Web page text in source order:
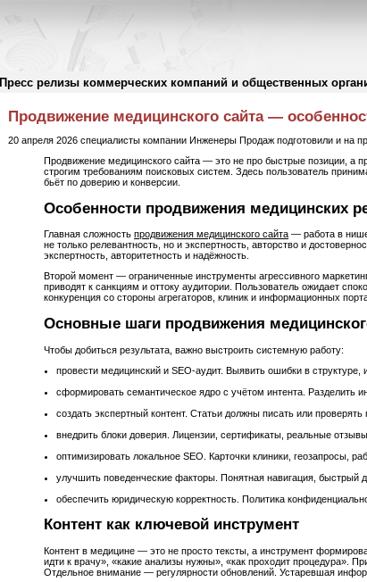
Пресс релизы коммерческих компаний и общественных
Пресс-релизы//
Продвижение медицинского сайта —
20 апреля 2026 специалисты компании Инженеры Продаж подготовили и на
Продвижение медицинского сайта — это не про быстрые позиции, а
строгим требованиям поисковых систем. Здесь пользователь
бьёт по доверию и конверсии.
Особенности продвижения медицинских
Главная сложность продвижения медицинского сайта — работа в
не только релевантность, но и экспертность, авторство и
экспертность, авторитетность и надёжность.
Второй момент — ограниченные инструменты агрессивного
приводят к санкциям и оттоку аудитории. Пользователь ожидает
конкуренция со стороны агрегаторов, клиник и информационных
Основные шаги продвижения
Чтобы добиться результата, важно выстроить системную работу:
провести медицинский и SEO-аудит. Выявить ошибки в структуре,
сформировать семантическое ядро с учётом интента. Разделить
создать экспертный контент. Статьи должны писать или
внедрить блоки доверия. Лицензии, сертификаты, реальные
оптимизировать локальное SEO. Карточки клиники, геозапросы,
улучшить поведенческие факторы. Понятная навигация, быстрый
обеспечить юридическую корректность. Политика
Контент как ключевой инструмент
Контент в медицине — это не просто тексты, а инструмент
идти к врачу», «какие анализы нужны», «как проходит процедура».
Отдельное внимание — регулярности обновлений. Устаревшая